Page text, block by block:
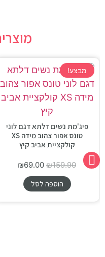
מבצע!
פיג'מת נשים דלתא דגם לוני
טונס אפור צהוב מידה XS
קולקציית אביב קיץ
₪159.90
₪69.00
הוספה לסל